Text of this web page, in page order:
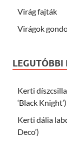
Virág fajták
Virágok
LEGUTÓBBI
Kerti
‘Black Knight’)
Kerti dália
Deco’)